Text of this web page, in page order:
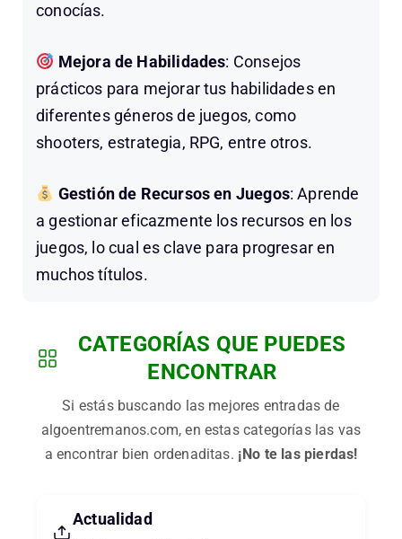
conocías.
Mejora de Habilidades: Consejos
prácticos para mejorar tus habilidades en
diferentes géneros de juegos, como
shooters, estrategia, RPG, entre otros.
Gestión de Recursos en Juegos: Aprende
a gestionar eficazmente los recursos en los
juegos, lo cual es clave para progresar en
muchos títulos.
CATEGORÍAS QUE PUEDES
ENCONTRAR
Si estás buscando las mejores entradas de
algoentremanos.com, en estas categorías las vas
a encontrar bien ordenaditas. ¡No te las pierdas!
Actualidad